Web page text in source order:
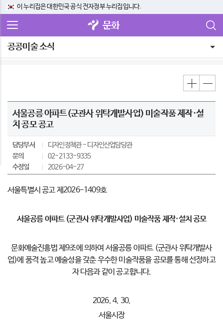
이 누리집은 대한민국 공식 전자정부 누리집입니다.
문화
공공미술 소식
서울공릉 아파트(군관사 위탁개발사업) 미술작품 제작·설
치 공모 공고
담당부서 디자인정책관
디자인산업담당관
문의
02-2133-9335
수정일
2026-04-27
서울특별시 공고 제2026-1409호
서울공릉 아파트 (군관사 위탁개발사업) 미술작품 제작·설치 공모
문화예술진흥법 제9조에 의하여 서울공릉 아파트 (군관사 위탁개발사
업)에 품격 높고 예술성을 갖춘 우수한 미술작품을 공모를 통해 선정하고
자 다음과 같이 공고합니다.
2026. 4. 30.
서울시장